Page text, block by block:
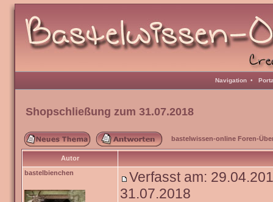
Navigation •
Shopschließung zum 31.07.2018
bastelwissen-online Foren-
Autor
bastelbienchen
Verfasst am:
31.07.2018